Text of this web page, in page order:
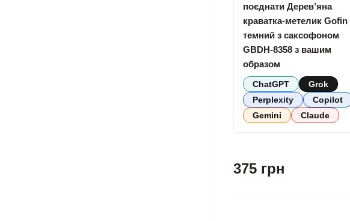
поєднати Дерев’яна
краватка-метелик Gofin
темний з саксофоном
GBDH-8358 з вашим
образом
ChatGPT
Grok
Perplexity
Copilot
Gemini
Claude
375 грн